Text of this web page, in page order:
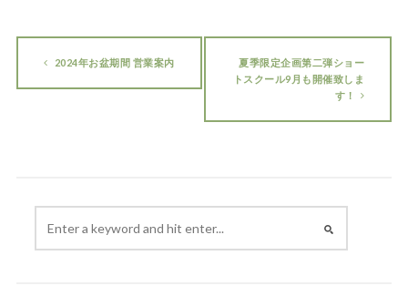
2024年お盆期間 営業案内
夏季限定企画第二弾ショー
トスクール9月も開催致しま
す！